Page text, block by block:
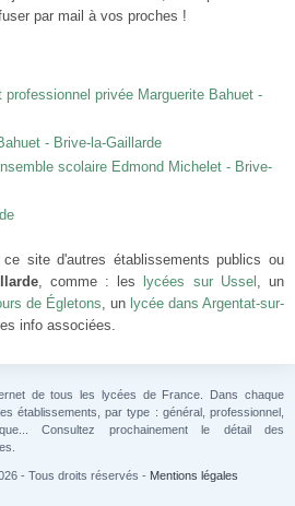
par mail à vos proches !
privée Marguerite Bahuet -
- Brive-la-Gaillarde
scolaire Edmond Michelet - Brive-
site d'autres établissements publics ou
, comme : les lycées sur Ussel , un
de Égletons, un lycée dans Argentat-sur-
info associées.
de tous les lycées de France. Dans chaque
établissements, par type : général, professionnel,
Consultez prochainement le détail des
- Tous droits réservés - Mentions légales